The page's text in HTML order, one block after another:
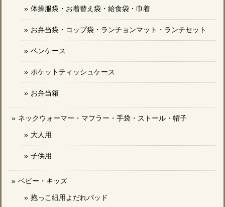
体操服袋・お着替え袋・給食袋・巾着
お弁当袋・コップ袋・ランチョンマット・ランチセット
ペンケース
ポケットティッシュケース
お弁当箱
ネックウォーマー・マフラー・手袋・ストール・帽子
大人用
子供用
ベビー・キッズ
抱っこ紐用よだれパッド